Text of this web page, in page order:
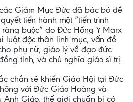
Giám Mục Đức đã bác bỏ đề
tiến hành một “tiến trình
buộc” do Đức Hồng Y Marx
luật độc thân linh mục, vấn đề
phụ nữ, giáo lý về đạo đức
tính, và chủ nghĩa giáo sĩ trị.
chắn sẽ khiến Giáo Hội tại Đức
với Đức Giáo Hoàng và
Anh Giáo, thế giới chuẩn bị có